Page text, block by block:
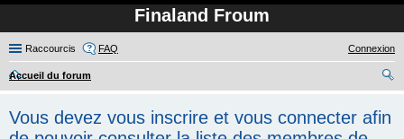
Finaland Froum
Raccourcis FAQ Connexion
Accueil du forum
her
Vous devez vous inscrire et vous connecter afin